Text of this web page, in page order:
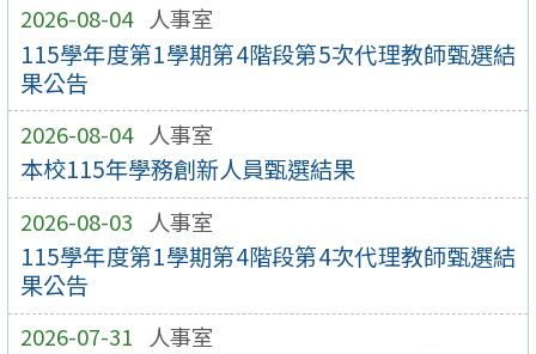
2026-08-04 人事室
115學年度第1學期第4階段第5次代理教師甄選結
果公告
2026-08-04 人事室
本校115年學務創新人員甄選結果
2026-08-03 人事室
115學年度第1學期第4階段第4次代理教師甄選結
果公告
2026-07-31 人事室